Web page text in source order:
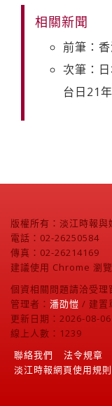
相關新聞
前筆：
次筆：
台日21
版權所有：淡江時報與
電話：02-26250584
傳真：02-26214169
建議使用 Chrome 瀏
個資相關問題請洽受
管理者： 潘劭愷 / 建置
更新日期：2026-08-
線上人數：1239
聯絡我們
法令規章
淡江時報網頁使用規則